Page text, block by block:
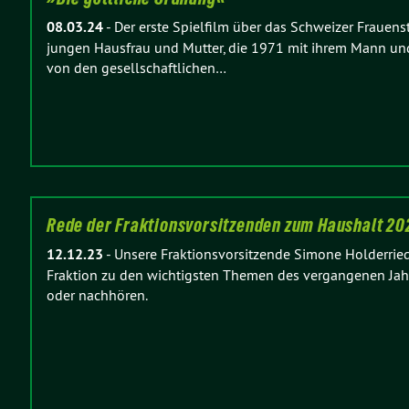
08.03.24 - Der erste Spielfilm über das Schweizer
jungen Hausfrau und Mutter, die 1971 mit ihrem Mann
von den gesellschaftlichen…
Rede der Fraktionsvorsitzenden zum Haushalt
12.12.23 - Unsere Fraktionsvorsitzende Simone
Fraktion zu den wichtigsten Themen des vergangenen
oder nachhören.